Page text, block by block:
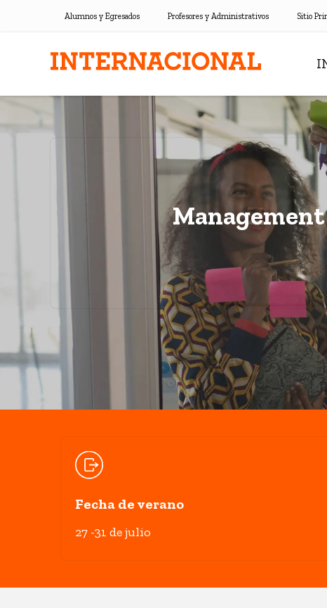
Alumnos y Egresados Profesores y Administrativos Sitio
Fecha de verano
27 -31 de julio